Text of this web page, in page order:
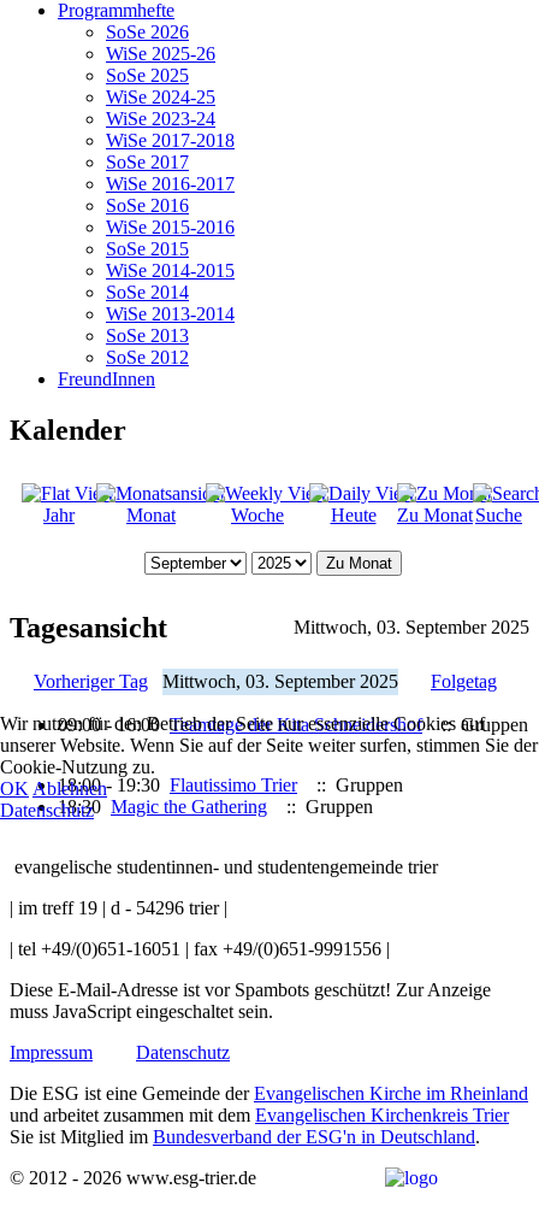
Programmhefte
SoSe 2026
WiSe 2025-26
SoSe 2025
WiSe 2024-25
WiSe 2023-24
WiSe 2017-2018
SoSe 2017
WiSe 2016-2017
SoSe 2016
WiSe 2015-2016
SoSe 2015
WiSe 2014-2015
SoSe 2014
WiSe 2013-2014
SoSe 2013
SoSe 2012
FreundInnen
Kalender
Jahr Monat Woche Heute Zu MonatSuche
Zu Monat
Tagesansicht Mittwoch, 03. September 2025
Vorheriger Tag Mittwoch, 03. September 2025 Folgetag
09:00 - 16:00Teamtage der Kita Schneidershof :: Gruppen
18:00 - 19:30 Flautissimo Trier
:: Gruppen
18:30 Magic the Gathering :: Gruppen
evangelische studentinnen- und studentengemeinde trier
| im treff 19 | d - 54296 trier |
| tel +49/(0)651-16051 | fax +49/(0)651-9991556 |
Diese E-Mail-Adresse ist vor Spambots geschützt! Zur Anzeige
muss JavaScript eingeschaltet sein.
Impressum
Datenschutz
Die ESG ist eine Gemeinde derEvangelischen Kirche im Rheinland
und arbeitet zusammen mit dem Evangelischen Kirchenkreis Trier
Sie ist Mitglied im Bundesverband der ESG'n in Deutschland.
© 2012 - 2026 www.esg-trier.de
Wir nutzen für den Betrieb der Seite nur essenzielle Cookies auf
unserer Website. Wenn Sie auf der Seite weiter surfen, stimmen Sie der
Cookie-Nutzung zu.
OK Ablehnen
Datenschutz